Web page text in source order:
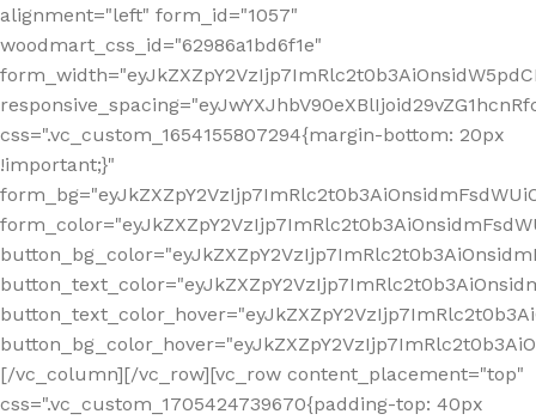
alignment="left" form_id="1057"
woodmart_css_id="62986a1bd6f1e"
css=".vc_custom_1654155807294{margin-bottom: 20px
!important;}"
[/vc_column][/vc_row][vc_row content_placement="top"
css=".vc_custom_1705424739670{padding-top: 40px